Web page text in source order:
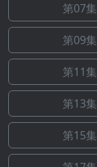
第07集
第09集
第11集
第13集
第15集